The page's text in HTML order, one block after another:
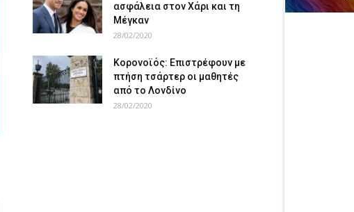
ασφάλεια στον Χάρι και τη
Μέγκαν
28/02/2020
Κορονοϊός: Επιστρέφουν με
πτήση τσάρτερ οι μαθητές
από το Λονδίνο
28/02/2020